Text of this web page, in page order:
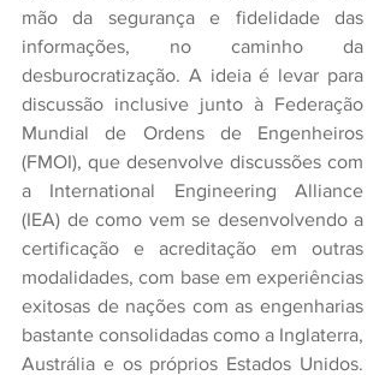
mão da segurança e fidelidade das
informações, no caminho da
desburocratização. A ideia é levar para
discussão inclusive junto à Federação
Mundial de Ordens de Engenheiros
(FMOI), que desenvolve discussões com
a International Engineering Alliance
(IEA) de como vem se desenvolvendo a
certificação e acreditação em outras
modalidades, com base em experiências
exitosas de nações com as engenharias
bastante consolidadas como a Inglaterra,
Austrália e os próprios Estados Unidos.